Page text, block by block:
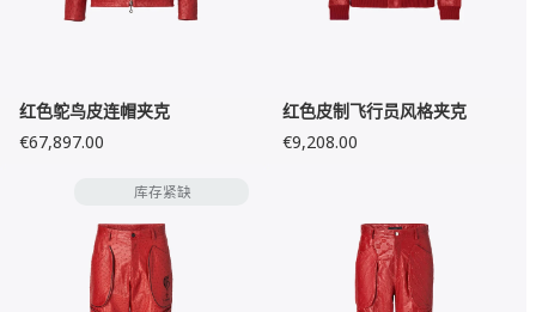
红色鸵鸟皮连帽夹克
€67,897.00
红色皮制飞行员风格夹克
€9,208.00
库存紧缺